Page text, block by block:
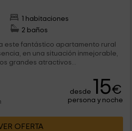
1 habitaciones
2 baños
este fantástico apartamento rural
en una situación inmejorable,
grandes atractivos...
desde 15€
persona y noche
OFERTA